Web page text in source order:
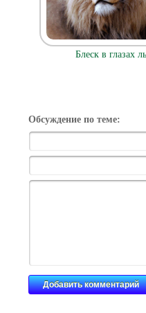
Блеск в глазах
Обсуждение по теме: